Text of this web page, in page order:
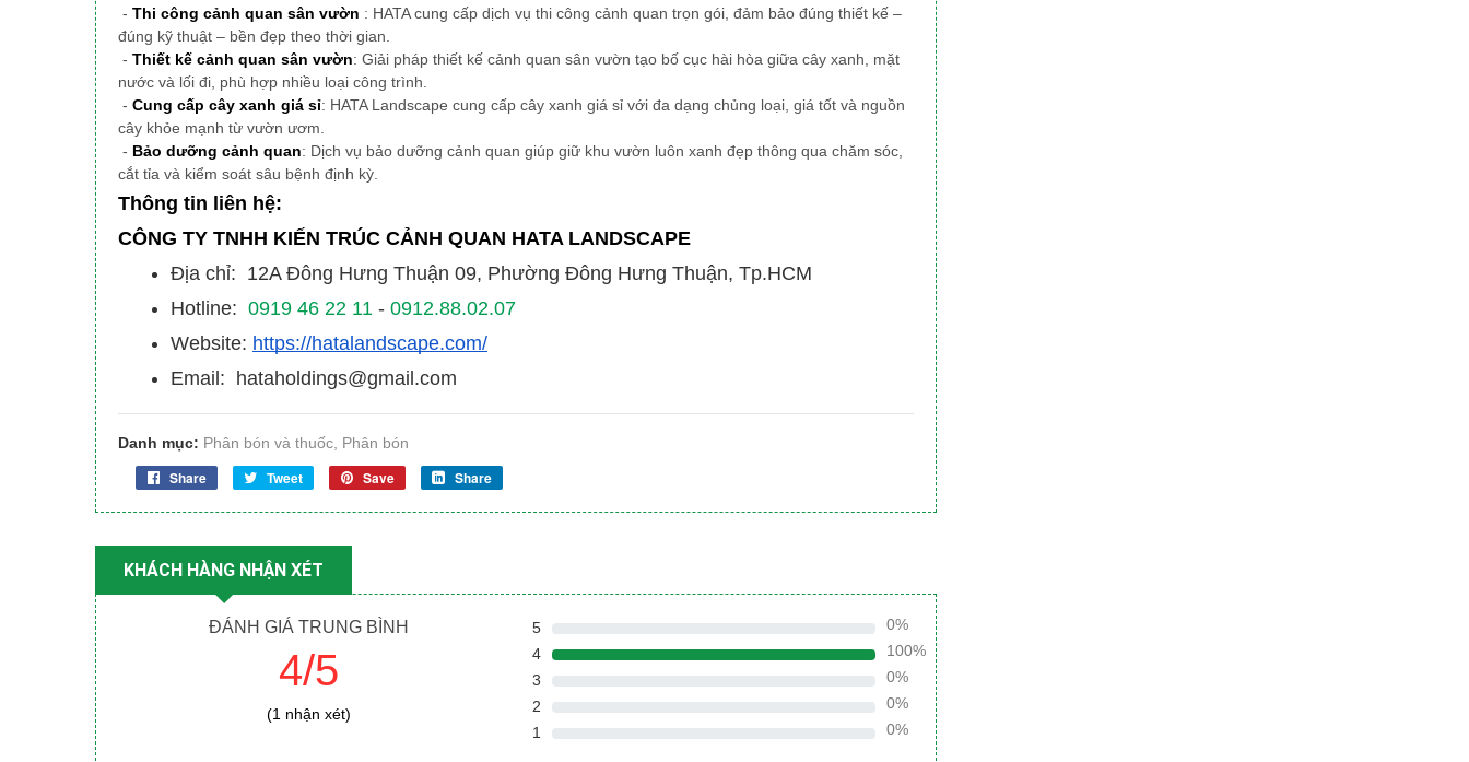
- Thi công cảnh quan sân vườn : HATA cung cấp dịch vụ thi công cảnh quan trọn gói, đảm bảo đúng thiết kế –
đúng kỹ thuật – bền đẹp theo thời gian.
- Thiết kế cảnh quan sân vườn: Giải pháp thiết kế cảnh quan sân vườn tạo bố cục hài hòa giữa cây xanh, mặt
nước và lối đi, phù hợp nhiều loại công trình.
- Cung cấp cây xanh giá sỉ: HATA Landscape cung cấp cây xanh giá sỉ với đa dạng chủng loại, giá tốt và nguồn
cây khỏe mạnh từ vườn ươm.
- Bảo dưỡng cảnh quan: Dịch vụ bảo dưỡng cảnh quan giúp giữ khu vườn luôn xanh đẹp thông qua chăm sóc,
cắt tỉa và kiểm soát sâu bệnh định kỳ.
Thông tin liên hệ:
CÔNG TY TNHH KIẾN TRÚC CẢNH QUAN HATA LANDSCAPE
Địa chỉ: 12A Đông Hưng Thuận 09, Phường Đông Hưng Thuận, Tp.HCM
Hotline: 0919 46 22 11 - 0912.88.02.07
Website: https://hatalandscape.com/
Email: hataholdings@gmail.com
Danh mục: Phân bón và thuốc Phân bón
Share Tweet Save Share
KHÁCH HÀNG NHẬN XÉT
ĐÁNH GIÁ TRUNG BÌNH
4/5
(1 nhận xét)
5
0%
4
100%
3
0%
2
0%
1
0%